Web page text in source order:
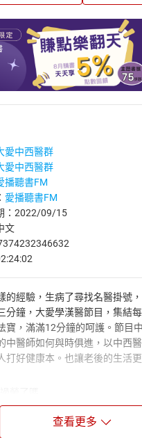
愛中西醫群
愛中西醫群
播聽書FM
愛播聽書FM
：2022/09/15
文
的經驗，生病了尋找名醫掛號
分鐘，大愛學漢醫節目，集結
寶，滿滿12分鐘的呵護。節目
中醫師如何與時俱進，以中西
打好健康本。也讓老後的生活
蜂窩
查看更多